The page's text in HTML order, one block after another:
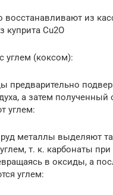
из
куприта Cu2O
углем (коксом):
предварительно
а затем полученный
углем:
металлы выделяют
т. к. карбонаты при
в оксиды, а
углем: